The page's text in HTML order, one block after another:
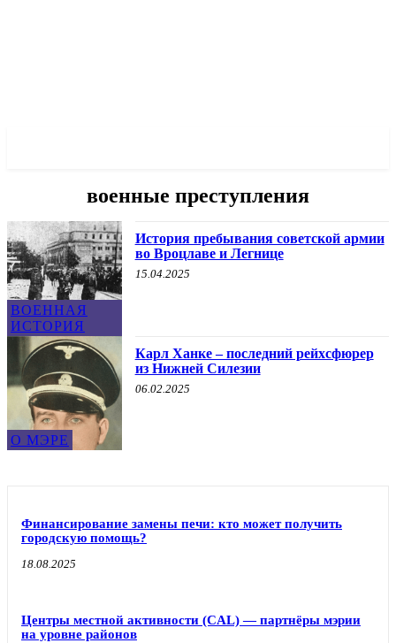
военные преступления
ВОЕННАЯ
ИСТОРИЯ
История пребывания советской армии
во Вроцлаве и Легнице
15.04.2025
О МЭРЕ
Карл Ханке – последний рейхсфюрер
из Нижней Силезии
06.02.2025
Финансирование замены печи: кто может получить
городскую помощь?
18.08.2025
Центры местной активности (CAL) — партнёры мэрии
на уровне районов